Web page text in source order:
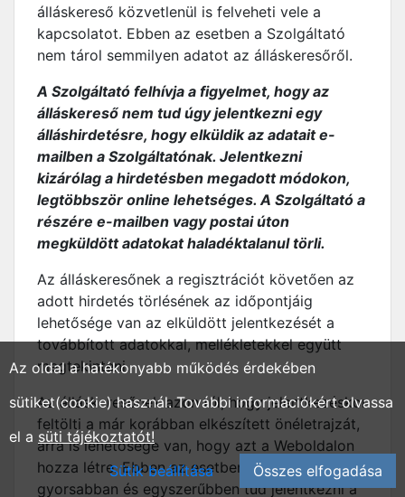
álláskereső közvetlenül is felveheti vele a
kapcsolatot. Ebben az esetben a Szolgáltató
nem tárol semmilyen adatot az álláskeresőről.
A Szolgáltató felhívja a figyelmet, hogy az
álláskereső nem tud úgy jelentkezni egy
álláshirdetésre, hogy elküldik az adatait e-
mailben a Szolgáltatónak. Jelentkezni
kizárólag a hirdetésben megadott módokon,
legtöbbször online lehetséges. A Szolgáltató a
részére e-mailben vagy postai úton
megküldött adatokat haladéktalanul törli.
Az álláskeresőnek a regisztrációt követően az
adott hirdetés törlésének az időpontjáig
lehetősége van az elküldött jelentkezését a
továbbított adatokkal, mellékletekkel együtt
megtekinteni.
Az álláskeresőnek azon túl, hogy jelentkezéskor
feltölti a már korábban elkészített önéletrajzát,
arra is lehetősége van, hogy azt a Weboldalon
hozza létre. Ebben az esetben az álláskereső
gyorsabban és egyszerűbben tud jelentkezni a
Az oldal a hatékonyabb működés érdekében
sütiket(cookie) használ. További információkért olvassa
el a süti tájékoztatót!
Sütik beállítása
Összes elfogadása